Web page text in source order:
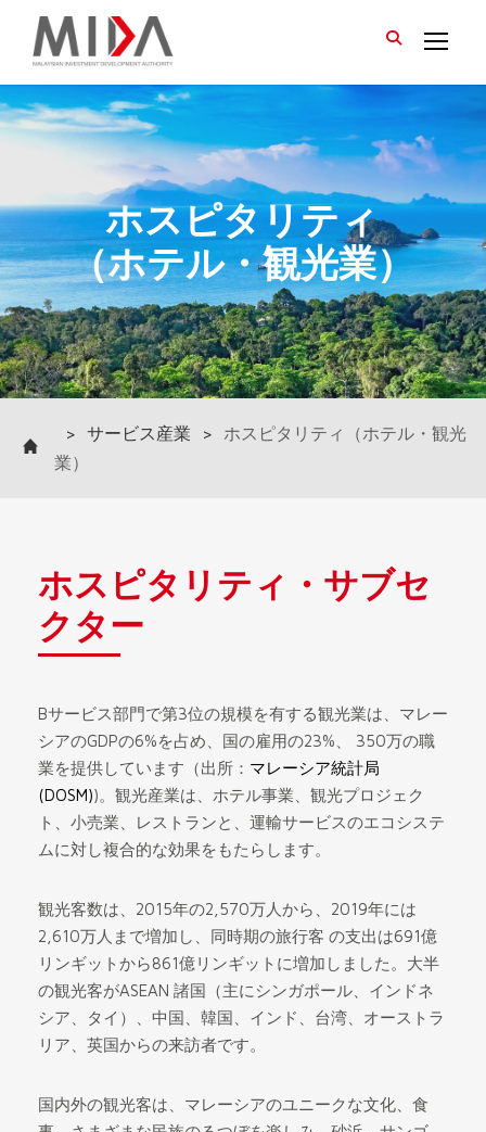
> サービス産業 >
ホスピタリティ（ホテル・観光
業）
ホスピタリティ・サブセ
クター
Bサービス部門で第3位の規模を有する観光業は、マレー
シアのGDPの6%を占め、国の雇用の23%、 350万の職
業を提供しています（出所： マレーシア統計局
(DOSM))。観光産業は、ホテル事業、観光プロジェク
ト、小売業、レストランと、運輸サービスのエコシステ
ムに対し複合的な効果をもたらします。
観光客数は、2015年の2,570万人から、2019年には
2,610万人まで増加し、同時期の旅行客 の支出は691億
リンギットから861億リンギットに増加しました。大半
の観光客がASEAN 諸国（主にシンガポール、インドネ
シア、タイ）、中国、韓国、インド、台湾、オーストラ
リア、英国からの来訪者です。
国内外の観光客は、マレーシアのユニークな文化、食